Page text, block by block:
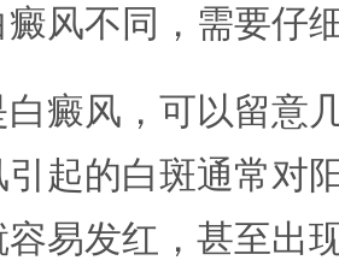
癜风不同，需要仔
癜风，可以留意
起的白斑通常对
易发红，甚至出